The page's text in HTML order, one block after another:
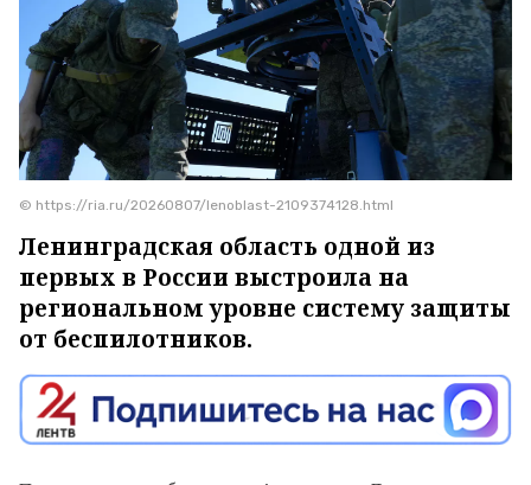
© https://ria.ru/20260807/lenoblast-2109374128.html
Ленинградская область одной из
первых в России выстроила на
региональном уровне систему защиты
от беспилотников.